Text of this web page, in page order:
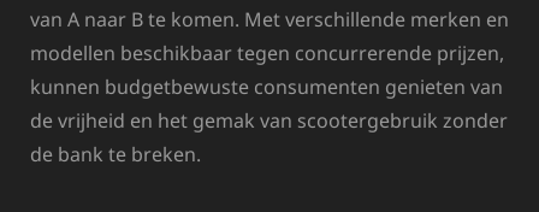
van A naar B te komen. Met verschillende merken en
modellen beschikbaar tegen concurrerende prijzen,
kunnen budgetbewuste consumenten genieten van
de vrijheid en het gemak van scootergebruik zonder
de bank te breken.